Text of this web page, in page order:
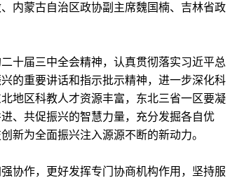
内蒙古自治区政协副主席魏国楠、吉林省政
届三中全会精神，认真贯彻落实习近平总
的重要讲话和指示批示精神，进一步深化科
地区科教人才资源丰富，东北三省一区要凝
、共促振兴的智慧力量，充分发掘各自优
新为全面振兴注入源源不断的新动力。
作，更好发挥专门协商机构作用，坚持服